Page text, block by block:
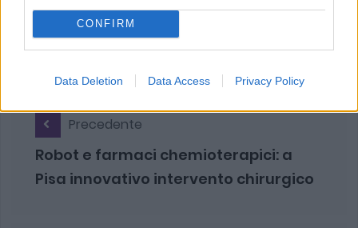
CONFIRM
Data Deletion Data Access Privacy Policy
Precedente
Robot e farmaci chemioterapici: a
Pisa innovativo intervento chirurgico